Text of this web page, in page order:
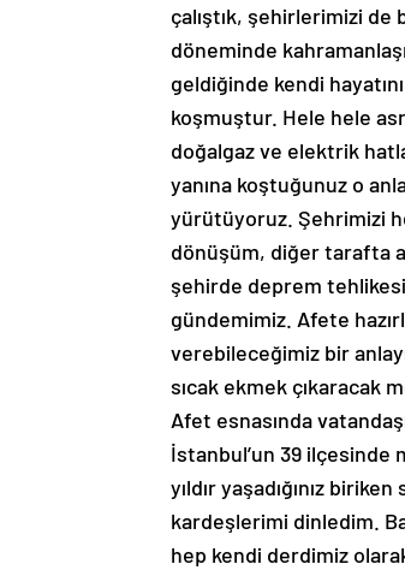
çalıştık, şehirlerimizi de
döneminde
geldiğinde kendi
koşmuştur. Hele hele
doğalgaz ve elektrik
yanına koştuğunuz o
yürütüyoruz. Şehrimizi
dönüşüm, diğer tarafta
şehirde deprem
gündemimiz. Afete
verebileceğimiz bir
sıcak ekmek çıkaracak
Afet esnasında
İstanbul’un 39 ilçesinde
yıldır yaşadığınız
kardeşlerimi dinledim.
hep kendi derdimiz